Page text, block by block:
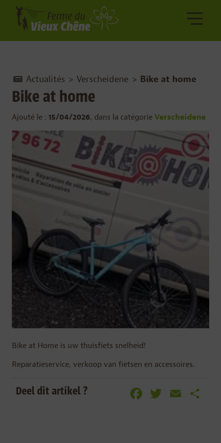
Actualités > Verscheidene > Bike at home
Bike at home
Ajouté le : 15/04/2026, dans la catégorie Verscheidene
Bike at Home is uw thuisfiets snelheid!
Reparatieservice, verkoop van fietsen en accessoires.
Deel dit artikel ? Facebook
Twitter